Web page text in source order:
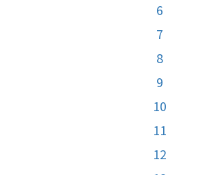
6
7
8
9
10
11
12